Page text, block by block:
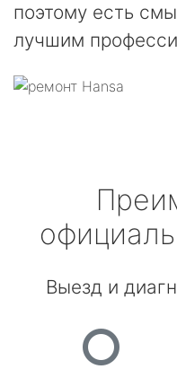
поэтому есть
лучшим
Выезд и